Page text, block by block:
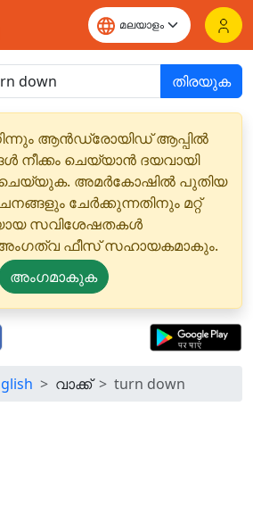
തിരയുക
ആൻഡ്രോയിഡ് ആപ്പിൽ
നീക്കം ചെയ്യാൻ ദയവായി
അമർകോഷിൽ പുതിയ
ചേർക്കുന്നതിനും മറ്റ്
സവിശേഷതകൾ
അംഗത്വ ഫീസ് സഹായകമാകും.
അംഗമാകുക
വാക്ക് turn down